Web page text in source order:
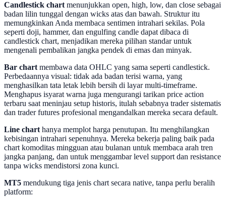
Candlestick chart menunjukkan open, high, low, dan close sebagai
badan lilin tunggal dengan wicks atas dan bawah. Struktur itu
memungkinkan Anda membaca sentimen intrahari sekilas. Pola
seperti doji, hammer, dan engulfing candle dapat dibaca di
candlestick chart, menjadikan mereka pilihan standar untuk
mengenali pembalikan jangka pendek di emas dan minyak.
Bar chart membawa data OHLC yang sama seperti candlestick.
Perbedaannya visual: tidak ada badan terisi warna, yang
menghasilkan tata letak lebih bersih di layar multi-timeframe.
Menghapus isyarat warna juga mengurangi tarikan price action
terbaru saat meninjau setup historis, itulah sebabnya trader sistematis
dan trader futures profesional mengandalkan mereka secara default.
Line chart hanya memplot harga penutupan. Itu menghilangkan
kebisingan intrahari sepenuhnya. Mereka bekerja paling baik pada
chart komoditas mingguan atau bulanan untuk membaca arah tren
jangka panjang, dan untuk menggambar level support dan resistance
tanpa wicks mendistorsi zona kunci.
MT5 mendukung tiga jenis chart secara native, tanpa perlu beralih
platform: